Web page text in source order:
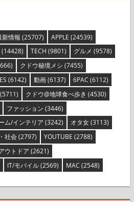
新情報 (25707) APPLE (24539)
(14428) TECH (9801) グルメ (9578)
クドウ秘境メシ (7455)
(6142) 動画(6137) 6PAC (6112)
クドウ@地球食べ歩き (4530)
ファッション (3446)
ム/インテリア (3242) オタ女(3113)
社会(2797) YOUTUBE (2788)
ウトドア (2621)
IT/モバイル(2569) MAC (2548)